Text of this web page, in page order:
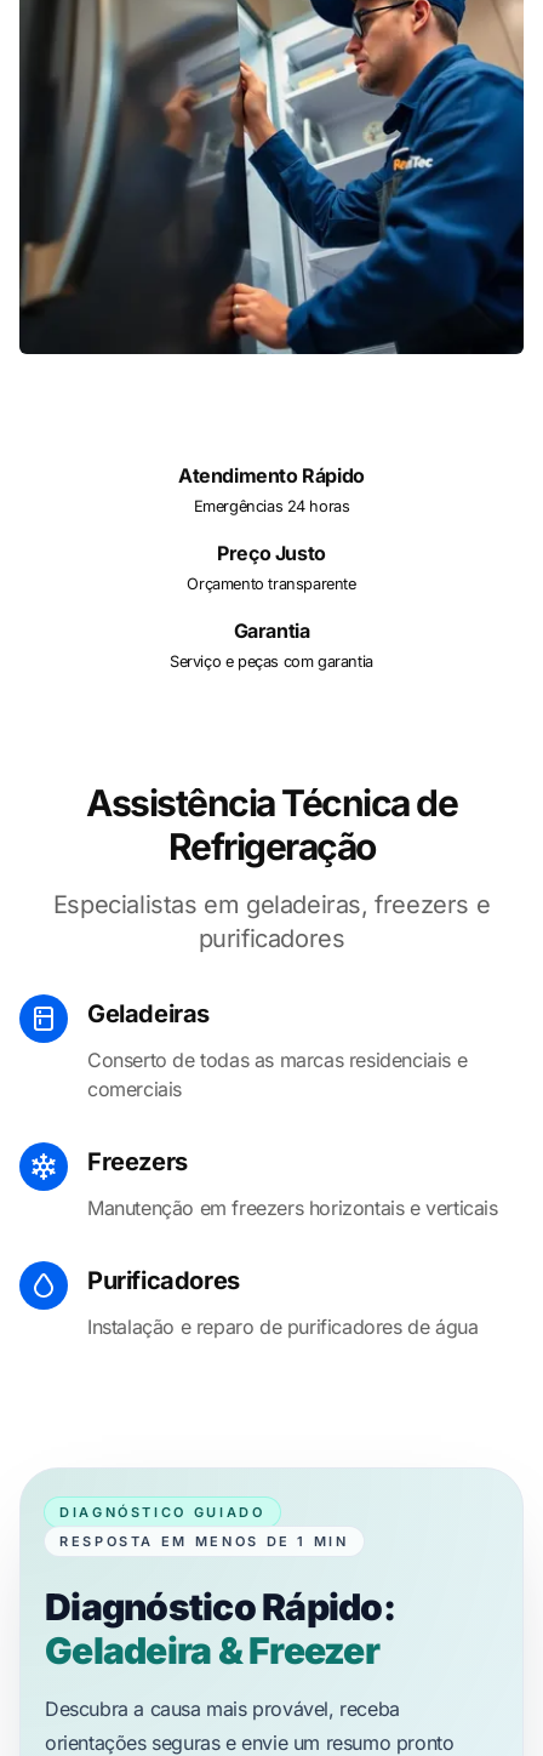
Atendimento Rápido
Emergências 24 horas
Preço Justo
Orçamento transparente
Garantia
Serviço e peças com garantia
Assistência Técnica de
Refrigeração
Especialistas em geladeiras, freezers e
purificadores
Geladeiras
Conserto de todas as marcas residenciais e
comerciais
Freezers
Manutenção em freezers horizontais e verticais
Purificadores
Instalação e reparo de purificadores de água
DIAGNÓSTICO GUIADO
RESPOSTA EM MENOS DE 1 MIN
Diagnóstico Rápido:
Geladeira & Freezer
Descubra a causa mais provável, receba
orientações seguras e envie um resumo pronto